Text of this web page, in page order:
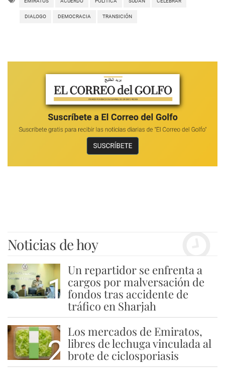
DIALOGO DEMOCRACIA TRANSICIÓN
Noticias de hoy
1
Un repartidor se enfrenta a
cargos por malversación de
fondos tras accidente de
tráfico en Sharjah
2
Los mercados de Emiratos,
libres de lechuga vinculada al
brote de ciclosporiasis